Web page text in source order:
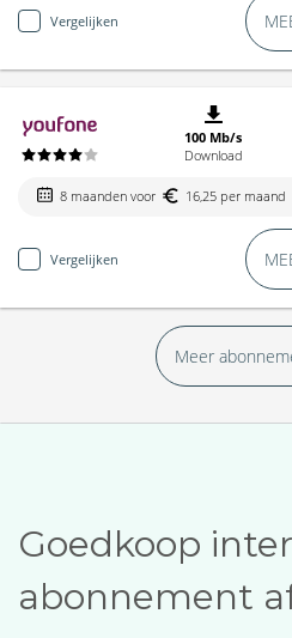
Vergelijken
100 Mb/s
Download
8 maanden voor 16,25 per maand
Vergelijken
Meer
Goedkoop
abonnement